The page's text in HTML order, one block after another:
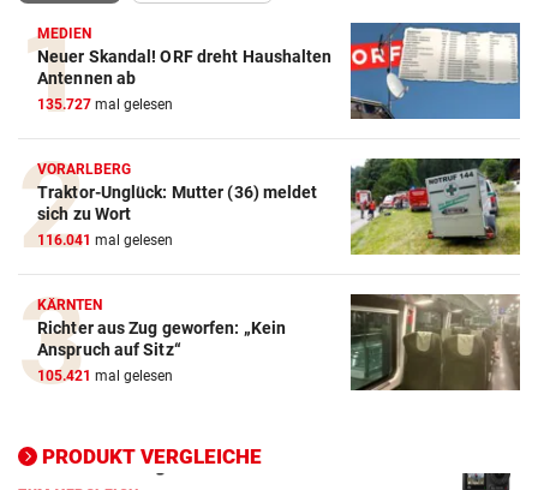
MEDIEN
Neuer Skandal! ORF dreht Haushalten
Antennen ab
135.727 mal gelesen
VORARLBERG
Traktor-Unglück: Mutter (36) meldet
sich zu Wort
116.041 mal gelesen
KÄRNTEN
Richter aus Zug geworfen: „Kein
Anspruch auf Sitz“
105.421 mal gelesen
PRODUKT VERGLEICHE
Action-Cam Vergleich
ZUM VERGLEICH
Crosstrainer Vergleich
E-Bike Vergleich
ZUM VERGLEICH
Ergometer Vergleich